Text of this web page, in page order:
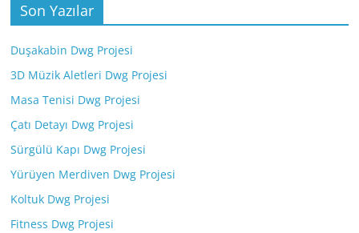
Son Yazılar
Duşakabin Dwg Projesi
3D Müzik Aletleri Dwg Projesi
Masa Tenisi Dwg Projesi
Çatı Detayı Dwg Projesi
Sürgülü Kapı Dwg Projesi
Yürüyen Merdiven Dwg Projesi
Koltuk Dwg Projesi
Fitness Dwg Projesi